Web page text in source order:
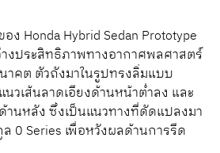
Honda Hybrid Sedan Prototype
งประสิทธิภาพทางอากาศพลศาสตร์
าคต ตัวถังมาในรูปทรงลิ่มแบบ
นวเส้นลาดเอียงด้านหน้าต่ำลง และ
นหลัง ซึ่งเป็นแนวทางที่ดัดแปลงมา
0 Series เพื่อหวังผลด้านการรีด